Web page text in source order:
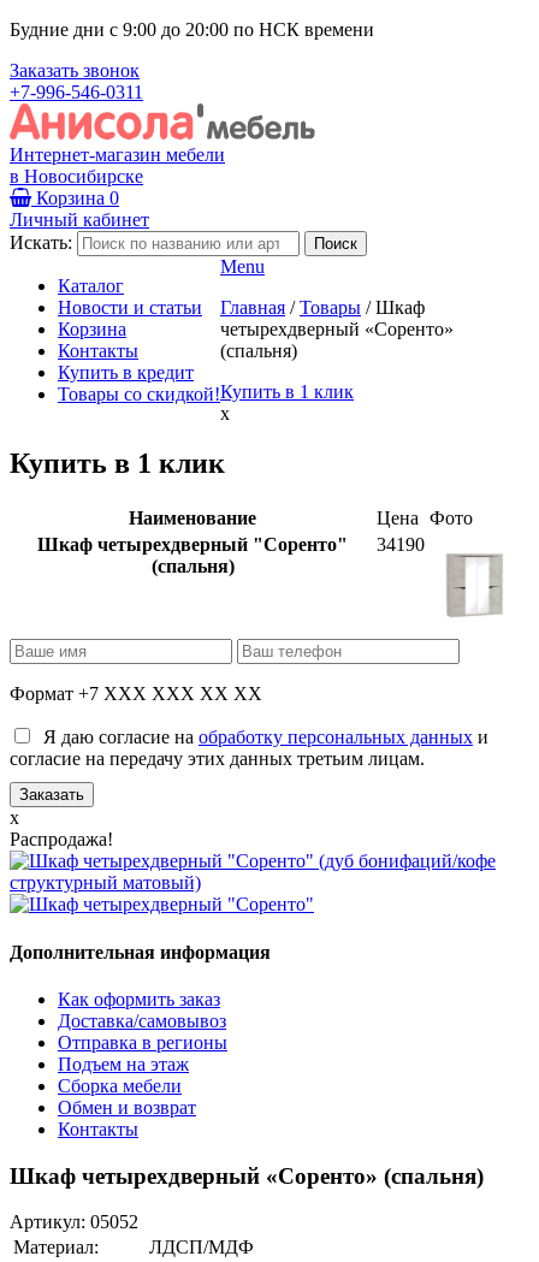
Будние дни с 9:00 до 20:00 по НСК времени
Заказать звонок
+7-996-546-0311
Интернет-магазин мебели
в Новосибирске
Корзина 0
Личный кабинет
Искать:
Каталог
Новости и статьи
Корзина
Контакты
Купить в кредит
Товары со скидкой!
Menu
Главная / Товары / Шкаф
четырехдверный «Соренто»
(спальня)
Купить в 1 клик
x
Купить в 1 клик
Наименование Цена Фото
Шкаф четырехдверный "Соренто"
(спальня)
34190
Формат +7 XXX XXX XX XX
Я даю согласие на обработку персональных данных и
согласие на передачу этих данных третьим лицам.
x
Распродажа!
Дополнительная информация
Как оформить заказ
Доставка/самовывоз
Отправка в регионы
Подъем на этаж
Сборка мебели
Обмен и возврат
Контакты
Шкаф четырехдверный «Соренто» (спальня)
Артикул: 05052
Материал:
ЛДСП/МДФ